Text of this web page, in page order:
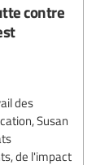
contre
des
Susan
de l'impact